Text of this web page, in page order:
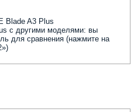
Blade A3 Plus
с другими моделями: вы
для сравнения (нажмите на